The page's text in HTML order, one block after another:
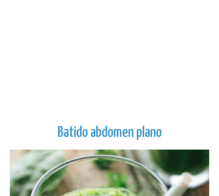
Batido abdomen plano